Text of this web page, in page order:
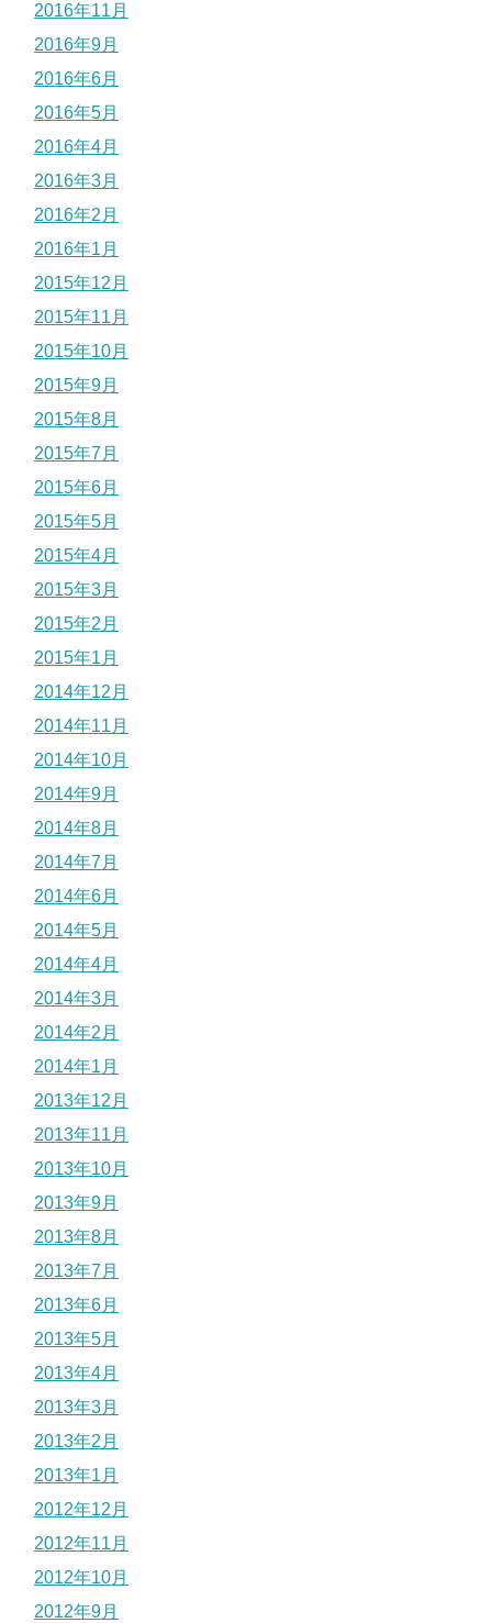
2016年11月
2016年9月
2016年6月
2016年5月
2016年4月
2016年3月
2016年2月
2016年1月
2015年12月
2015年11月
2015年10月
2015年9月
2015年8月
2015年7月
2015年6月
2015年5月
2015年4月
2015年3月
2015年2月
2015年1月
2014年12月
2014年11月
2014年10月
2014年9月
2014年8月
2014年7月
2014年6月
2014年5月
2014年4月
2014年3月
2014年2月
2014年1月
2013年12月
2013年11月
2013年10月
2013年9月
2013年8月
2013年7月
2013年6月
2013年5月
2013年4月
2013年3月
2013年2月
2013年1月
2012年12月
2012年11月
2012年10月
2012年9月